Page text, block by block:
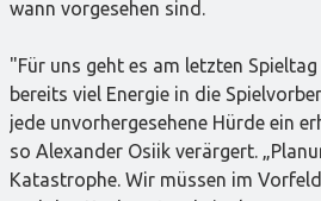
wann vorgesehen sind.
"Für uns geht es am letzten
bereits viel Energie in die
jede unvorhergesehene Hürde ein
so Alexander Osiik verärgert.
Katastrophe. Wir müssen im